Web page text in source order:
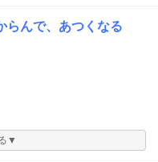
らんで、あつくなる
▼